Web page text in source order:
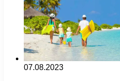
07.08.2023